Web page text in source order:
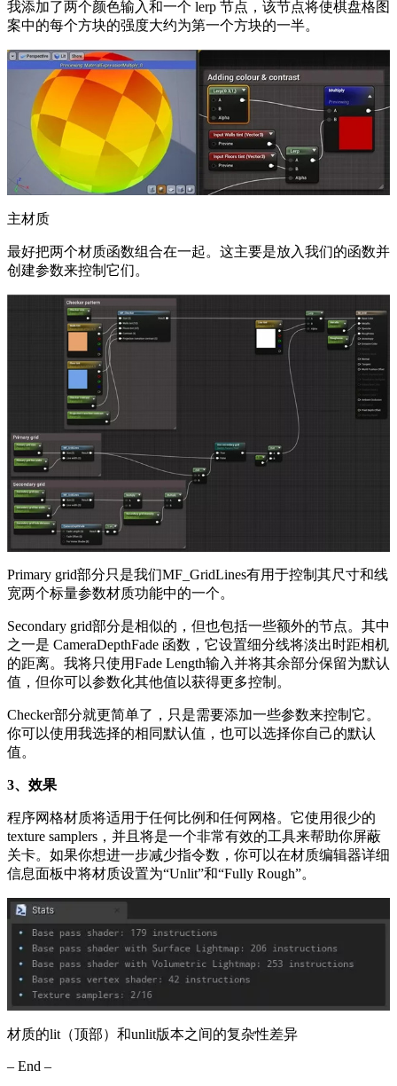
我添加了两个颜色输入和一个 lerp 节点，该节点将使棋盘格图
案中的每个方块的强度大约为第一个方块的一半。
主材质
最好把两个材质函数组合在一起。这主要是放入我们的函数并
创建参数来控制它们。
Primary grid部分只是我们MF_GridLines有用于控制其尺寸和线
宽两个标量参数材质功能中的一个。
Secondary grid部分是相似的，但也包括一些额外的节点。其中
之一是 CameraDepthFade 函数，它设置细分线将淡出时距相机
的距离。我将只使用Fade Length输入并将其余部分保留为默认
值，但你可以参数化其他值以获得更多控制。
Checker部分就更简单了，只是需要添加一些参数来控制它。
你可以使用我选择的相同默认值，也可以选择你自己的默认
值。
3、效果
程序网格材质将适用于任何比例和任何网格。它使用很少的
texture samplers，并且将是一个非常有效的工具来帮助你屏蔽
关卡。如果你想进一步减少指令数，你可以在材质编辑器详细
信息面板中将材质设置为“Unlit”和“Fully Rough”。
材质的lit（顶部）和unlit版本之间的复杂性差异
– End –